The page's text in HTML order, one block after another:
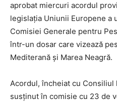
aprobat miercuri acordul
legislația Uniunii Europene a
Comisiei Generale pentru
într-un dosar care vizează
Mediterană și Marea Neagră.
Acordul, încheiat cu Consiliul
susținut în comisie cu 23 de